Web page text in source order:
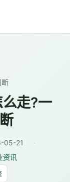
断
走?一
05-21
·
资讯